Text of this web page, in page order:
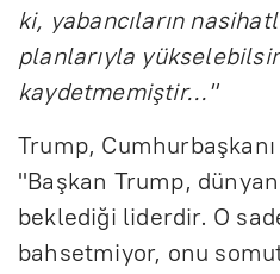
ki, yabancıların
planlarıyla
kaydetmemiştir..."
Trump,
"Başkan Trump,
beklediği liderdir. O
bahsetmiyor, onu